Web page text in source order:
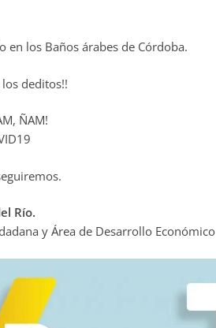
en los Baños árabes de Córdoba.
los deditos!!
ÑAM!
Río.
y Área de Desarrollo Económico